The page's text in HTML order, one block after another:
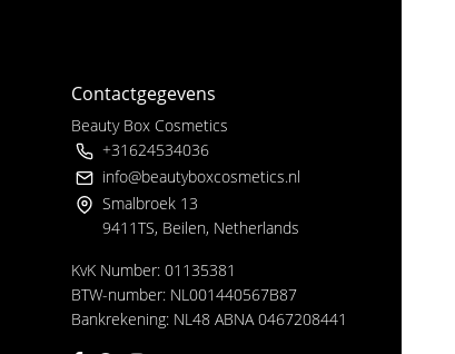
Contactgegevens
Beauty Box Cosmetics
+31624534036
info@beautyboxcosmetics.nl
Smalbroek 13
9411TS, Beilen, Netherlands
KvK Number: 01135381
BTW-number: NL001440567B87
Bankrekening: NL48 ABNA 0467208441